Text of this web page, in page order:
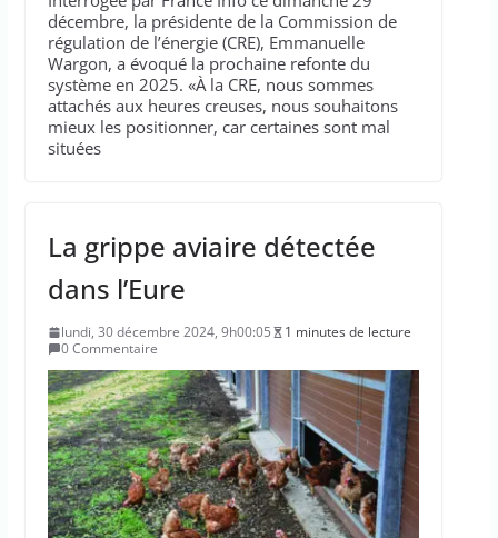
décembre, la présidente de la Commission de
régulation de l’énergie (CRE), Emmanuelle
Wargon, a évoqué la prochaine refonte du
système en 2025. «À la CRE, nous sommes
attachés aux heures creuses, nous souhaitons
mieux les positionner, car certaines sont mal
situées
La grippe aviaire détectée
dans l’Eure
lundi, 30 décembre 2024, 9h00:05
1 minutes de lecture
0 Commentaire